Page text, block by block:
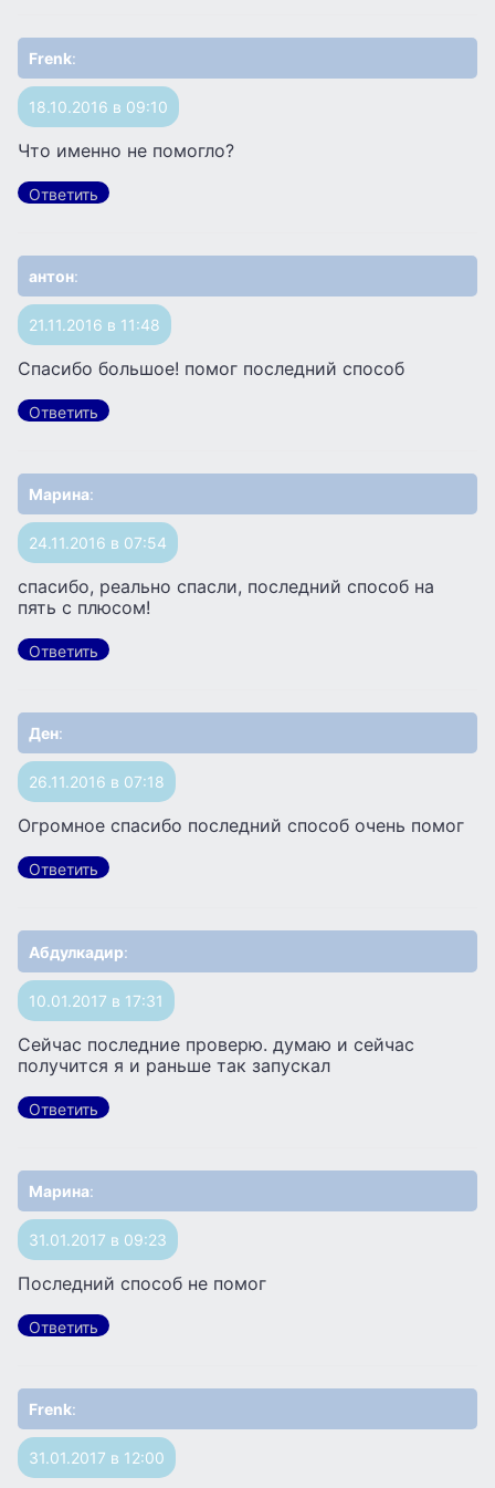
Frenk:
18.10.2016 в 09:10
Что именно не помогло?
Ответить
антон:
21.11.2016 в 11:48
Спасибо большое! помог последний способ
Ответить
Марина:
24.11.2016 в 07:54
спасибо, реально спасли, последний способ на
пять с плюсом!
Ответить
Ден:
26.11.2016 в 07:18
Огромное спасибо последний способ очень помог
Ответить
Абдулкадир:
10.01.2017 в 17:31
Сейчас последние проверю. думаю и сейчас
получится я и раньше так запускал
Ответить
Марина:
31.01.2017 в 09:23
Последний способ не помог
Ответить
Frenk:
31.01.2017 в 12:00